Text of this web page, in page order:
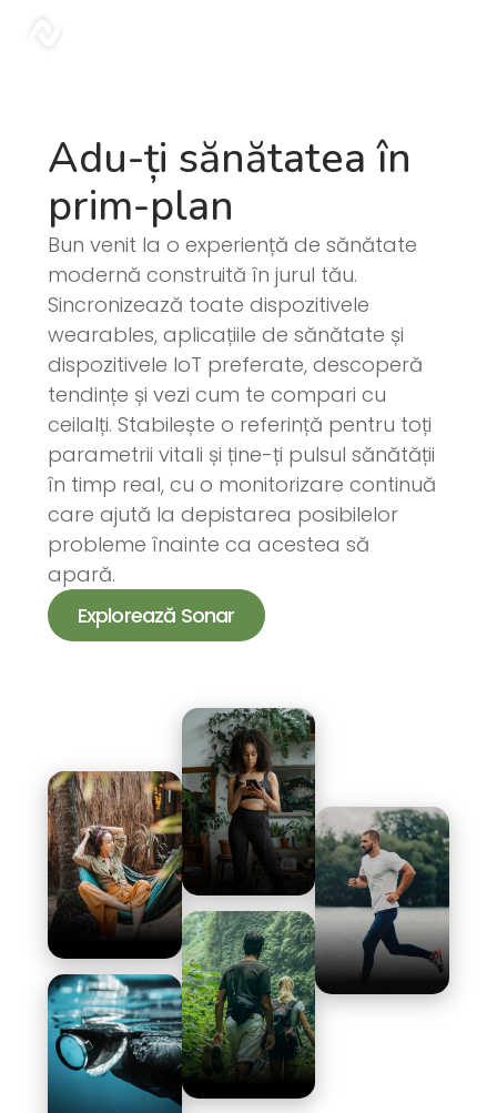
Adu-ți sănătatea în
prim-plan
Bun venit la o experiență de sănătate
modernă construită în jurul tău.
Sincronizează toate dispozitivele
wearables, aplicațiile de sănătate și
dispozitivele IoT preferate, descoperă
tendințe și vezi cum te compari cu
ceilalți. Stabilește o referință pentru toți
parametrii vitali și ține-ți pulsul sănătății
în timp real, cu o monitorizare continuă
care ajută la depistarea posibilelor
probleme înainte ca acestea să
apară.
Explorează Sonar